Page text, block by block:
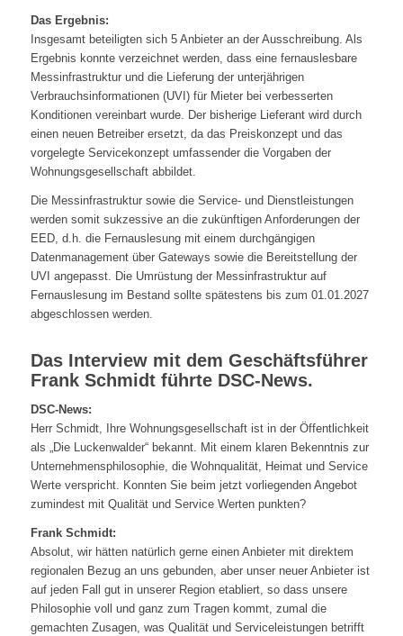
Das Ergebnis:
Insgesamt beteiligten sich 5 Anbieter an der Ausschreibung. Als
Ergebnis konnte verzeichnet werden, dass eine fernauslesbare
Messinfrastruktur und die Lieferung der unterjährigen
Verbrauchsinformationen (UVI) für Mieter bei verbesserten
Konditionen vereinbart wurde. Der bisherige Lieferant wird durch
einen neuen Betreiber ersetzt, da das Preiskonzept und das
vorgelegte Servicekonzept umfassender die Vorgaben der
Wohnungsgesellschaft abbildet.
Die Messinfrastruktur sowie die Service- und Dienstleistungen
werden somit sukzessive an die zukünftigen Anforderungen der
EED, d.h. die Fernauslesung mit einem durchgängigen
Datenmanagement über Gateways sowie die Bereitstellung der
UVI angepasst. Die Umrüstung der Messinfrastruktur auf
Fernauslesung im Bestand sollte spätestens bis zum 01.01.2027
abgeschlossen werden.
Das Interview mit dem Geschäftsführer
Frank Schmidt führte DSC-News.
DSC-News:
Herr Schmidt, Ihre Wohnungsgesellschaft ist in der Öffentlichkeit
als „Die Luckenwalder“ bekannt. Mit einem klaren Bekenntnis zur
Unternehmensphilosophie, die Wohnqualität, Heimat und Service
Werte verspricht. Konnten Sie beim jetzt vorliegenden Angebot
zumindest mit Qualität und Service Werten punkten?
Frank Schmidt:
Absolut, wir hätten natürlich gerne einen Anbieter mit direktem
regionalen Bezug an uns gebunden, aber unser neuer Anbieter ist
auf jeden Fall gut in unserer Region etabliert, so dass unsere
Philosophie voll und ganz zum Tragen kommt, zumal die
gemachten Zusagen, was Qualität und Serviceleistungen betrifft